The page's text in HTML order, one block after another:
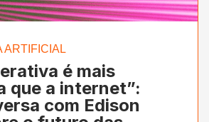
ARTIFICIAL
é mais
que a internet”:
com Edison